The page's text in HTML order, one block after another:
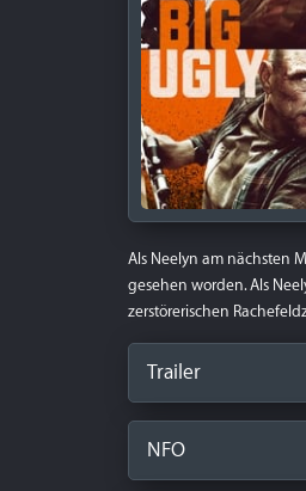
Als Neelyn am nächsten
gesehen worden. Als
zerstörerischen
Trailer
NFO